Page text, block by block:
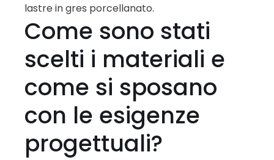
lastre in gres porcellanato.
Come sono stati
scelti i materiali e
come si sposano
con le esigenze
progettuali?